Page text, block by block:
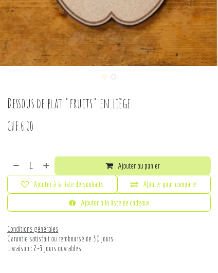
Dessous de plat "fruits" en liège
CHF 6.00
Ajouter au panier
Ajouter pour comparer
Ajouter à la liste de cadeaux
Ajouter à la liste de souhaits
Conditions générales
Garantie satisfait ou remboursé de 30 jours
Livraison : 2-3 jours ouvrables